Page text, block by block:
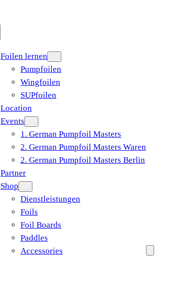
Foilen lernen
Pumpfoilen
Wingfoilen
SUPfoilen
Location
Events
1. German Pumpfoil Masters
2. German Pumpfoil Masters Waren
2. German Pumpfoil Masters Berlin
Partner
Shop
Dienstleistungen
Foils
Foil Boards
Paddles
Accessories